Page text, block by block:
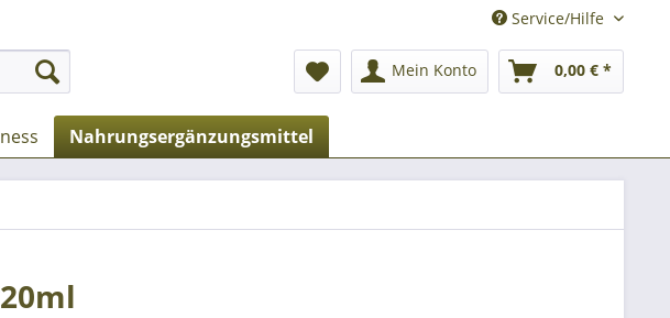
Service/Hilfe
Mein Konto 0,00 € *
Nahrungsergänzungsmittel